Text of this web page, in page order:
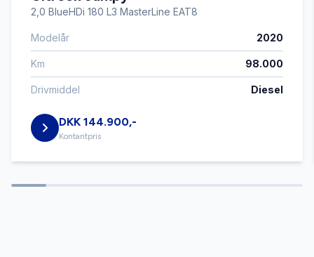
fartpilot
fjernbetjent centrallås
fuldautomatisk klimaanlæg
2,0 BlueHDi 180 L3 MasterLine EAT8
Modelår 2020
Km 98.000
Drivmiddel Diesel
DKK 144.900,-
Kontantpris